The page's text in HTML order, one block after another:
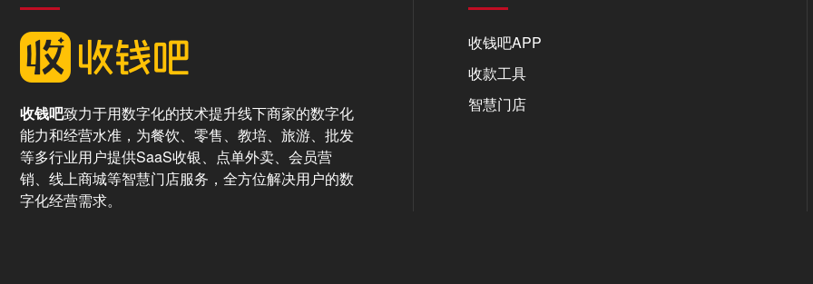
收钱吧致力于用数字化的技术提升线下商家的数字化
能力和经营水准，为餐饮、零售、教培、旅游、批发
等多行业用户提供SaaS收银、点单外卖、会员营
销、线上商城等智慧门店服务，全方位解决用户的数
字化经营需求。
收钱吧APP
收款工具
智慧门店